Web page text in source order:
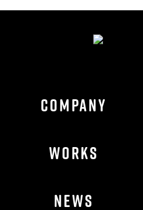
COMPANY
WORKS
NEWS